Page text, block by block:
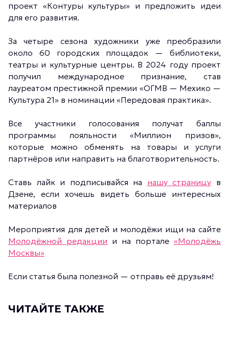
проект «Контуры культуры» и предложить идеи
для его развития.
За четыре сезона художники уже преобразили
около 60 городских площадок — библиотеки,
театры и культурные центры. В 2024 году проект
получил международное признание, став
лауреатом престижной премии «ОГМВ — Мехико —
Культура 21» в номинации «Передовая практика».
Все участники голосования получат баллы
программы лояльности «Миллион призов»,
которые можно обменять на товары и услуги
партнёров или направить на благотворительность.
Ставь лайк и подписывайся на нашу страницу в
Дзене, если хочешь видеть больше интересных
материалов
Мероприятия для детей и молодёжи ищи на сайте
Молодёжной редакции и на портале «Молодёжь
Москвы»
Если статья была полезной — отправь её друзьям!
ЧИТАЙТЕ ТАКЖЕ